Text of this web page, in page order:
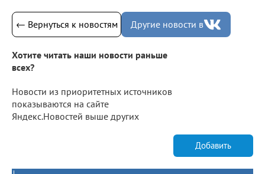
← Вернуться к новостям Другие новости в
Хотите читать наши новости раньше
всех?
Новости из приоритетных источников
показываются на сайте
Яндекс.Новостей выше других
Добавить